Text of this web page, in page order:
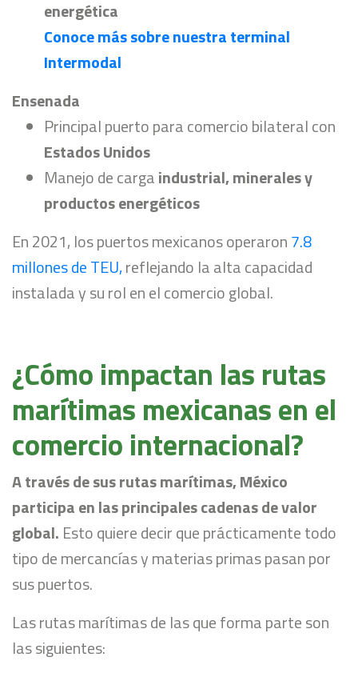
energética
Conoce más sobre nuestra terminal
Intermodal
Ensenada
Principal puerto para comercio bilateral con
Estados Unidos
Manejo de cargaindustrial, minerales y
productos energéticos
En 2021, los puertos mexicanos operaron7.8
millones de TEU,reflejando la alta capacidad
instalada y su rol en el comercio global.
¿Cómo impactan las rutas
marítimas mexicanas en el
comercio internacional?
A través de sus rutas marítimas, México
participa en las principales cadenas de valor
global. Esto quiere decir que prácticamente todo
tipo de mercancías y materias primas pasan por
sus puertos.
Las rutas marítimas de las que forma parte son
las siguientes: